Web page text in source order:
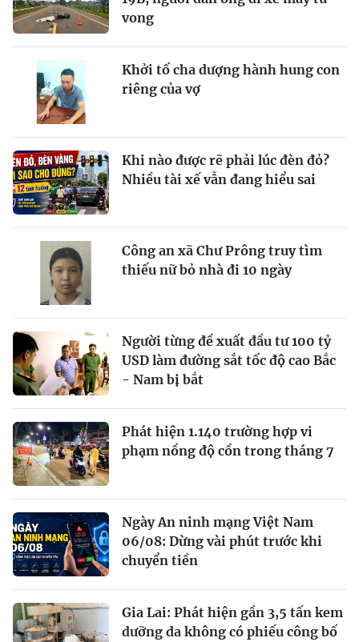
vong
Khởi tố cha dượng hành hung con
riêng của vợ
Khi nào được rẽ phải lúc đèn đỏ?
Nhiều tài xế vẫn đang hiểu sai
Công an xã Chư Prông truy tìm
thiếu nữ bỏ nhà đi 10 ngày
Người từng đề xuất đầu tư 100 tỷ
USD làm đường sắt tốc độ cao Bắc
- Nam bị bắt
Phát hiện 1.140 trường hợp vi
phạm nồng độ cồn trong tháng 7
Ngày An ninh mạng Việt Nam
06/08: Dừng vài phút trước khi
chuyển tiền
Gia Lai: Phát hiện gần 3,5 tấn kem
dưỡng da không có phiếu công bố